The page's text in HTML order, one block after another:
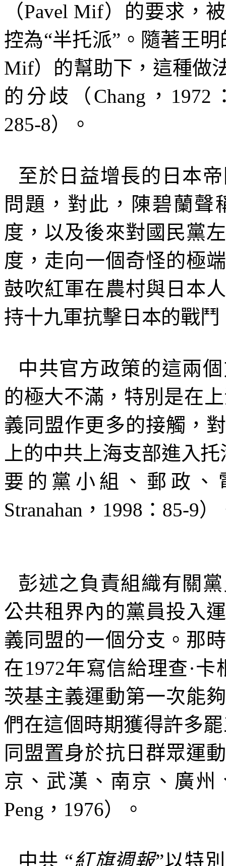
（Pavel Mif）的要求，
控為“半托派”。隨著王
Mif）的幫助下，這種做
的分歧（ Chang ， 1972
285-8）。
至於日益增長的日本
問題，對此，陳碧蘭聲
度，以及後來對國民黨
度，走向一個奇怪的極
鼓吹紅軍在農村與日本
持十九軍抗擊日本的戰鬥
中共官方政策的這兩
的極大不滿，特別是在
義同盟作更多的接觸，
上的中共上海支部進入
要的黨小組、郵政
Stranahan ， 1998 ： 85-9）
彭述之負責組織有關
公共租界內的黨員投入
義同盟的一個分支。那
在1972年寫信給理查·卡
茨基主義運動第一次能
們在這個時期獲得許多
同盟置身於抗日群眾運
京、武漢、南京、廣州
Peng ， 1976）。
中共 “紅旗週報”以特